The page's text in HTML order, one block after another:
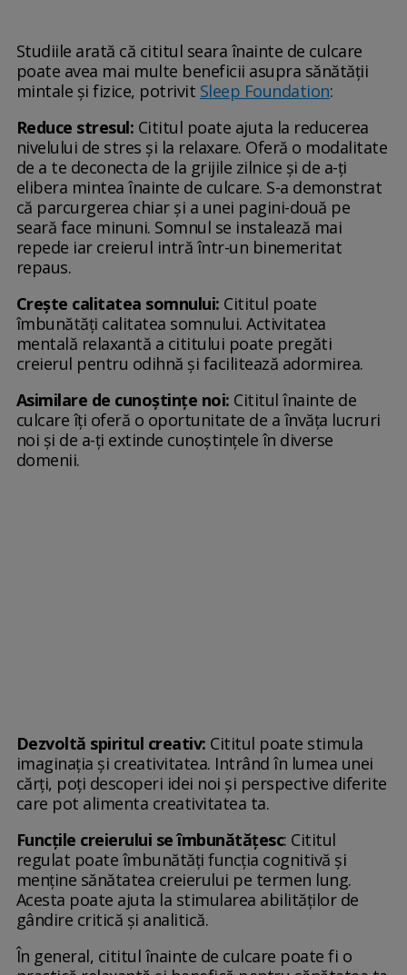
Studiile arată că cititul seara înainte de culcare
poate avea mai multe beneficii asupra sănătății
mintale și fizice, potrivit Sleep Foundation:
Reduce stresul: Cititul poate ajuta la reducerea
nivelului de stres și la relaxare. Oferă o modalitate
de a te deconecta de la grijile zilnice și de a-ți
elibera mintea înainte de culcare. S-a demonstrat
că parcurgerea chiar și a unei pagini-două pe
seară face minuni. Somnul se instalează mai
repede iar creierul intră într-un binemeritat
repaus.
Crește calitatea somnului: Cititul poate
îmbunătăți calitatea somnului. Activitatea
mentală relaxantă a cititului poate pregăti
creierul pentru odihnă și facilitează adormirea.
Asimilare de cunoștințe noi: Cititul înainte de
culcare îți oferă o oportunitate de a învăța lucruri
noi și de a-ți extinde cunoștințele în diverse
domenii.
Dezvoltă spiritul creativ: Cititul poate stimula
imaginația și creativitatea. Intrând în lumea unei
cărți, poți descoperi idei noi și perspective diferite
care pot alimenta creativitatea ta.
Funcțile creierului se îmbunătățesc: Cititul
regulat poate îmbunătăți funcția cognitivă și
menține sănătatea creierului pe termen lung.
Acesta poate ajuta la stimularea abilităților de
gândire critică și analitică.
În general, cititul înainte de culcare poate fi o